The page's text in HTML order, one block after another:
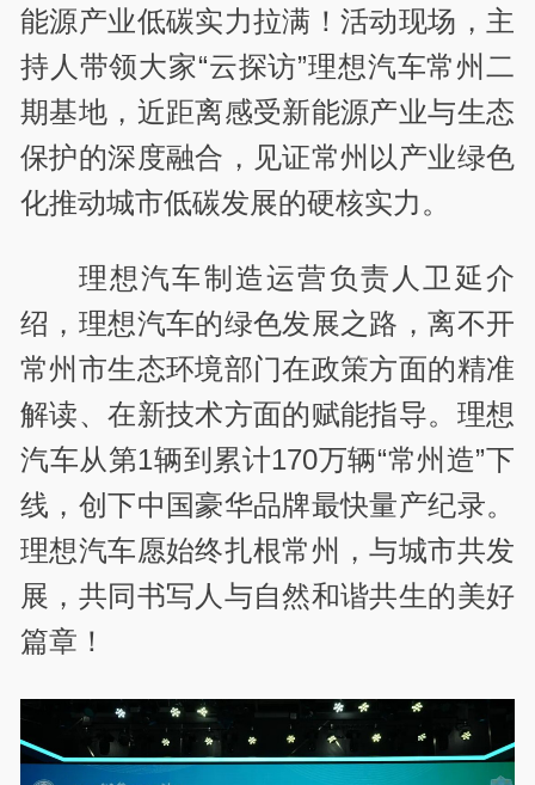
能源产业低碳实力拉满！活动现场，主
持人带领大家“云探访”理想汽车常州二
期基地，近距离感受新能源产业与生态
保护的深度融合，见证常州以产业绿色
化推动城市低碳发展的硬核实力。
理想汽车制造运营负责人卫延介
绍，理想汽车的绿色发展之路，离不开
常州市生态环境部门在政策方面的精准
解读、在新技术方面的赋能指导。理想
汽车从第1辆到累计170万辆“常州造”下
线，创下中国豪华品牌最快量产纪录。
理想汽车愿始终扎根常州，与城市共发
展，共同书写人与自然和谐共生的美好
篇章！